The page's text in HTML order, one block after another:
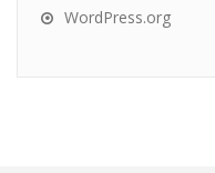
WordPress.org